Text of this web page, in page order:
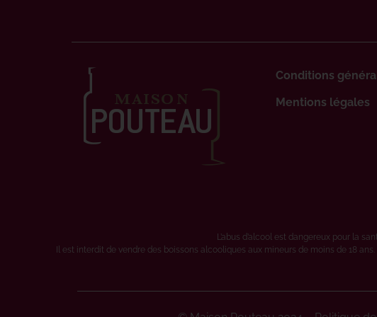
Conditions
Mentions légales
L’abus d’alcool est dangereux pour la
Il est interdit de vendre des boissons alcooliques aux mineurs de moins de 18